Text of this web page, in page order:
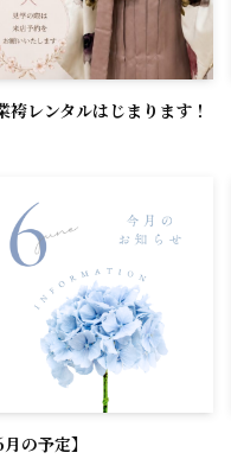
袴レンタルはじまります！
月の予定】